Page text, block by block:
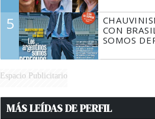
5
CON
SOMOS
Espacio Publicitario
MÁS LEÍDAS DE PERFIL